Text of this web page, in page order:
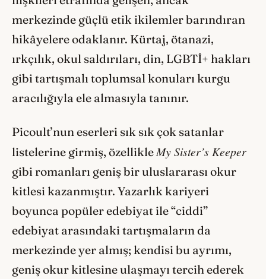
merkezinde güçlü etik ikilemler barındıran
hikâyelere odaklanır. Kürtaj, ötanazi,
ırkçılık, okul saldırıları, din, LGBTİ+ hakları
gibi tartışmalı toplumsal konuları kurgu
aracılığıyla ele almasıyla tanınır.
Picoult’nun eserleri sık sık çok satanlar
listelerine girmiş, özellikle My Sister’s Keeper
gibi romanları geniş bir uluslararası okur
kitlesi kazanmıştır. Yazarlık kariyeri
boyunca popüler edebiyat ile “ciddi”
edebiyat arasındaki tartışmaların da
merkezinde yer almış; kendisi bu ayrımı,
geniş okur kitlesine ulaşmayı tercih ederek